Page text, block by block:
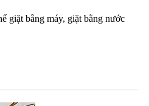
giặt bằng máy, giặt bằng nước